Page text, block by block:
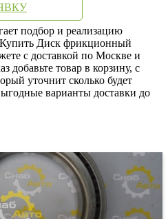
подбор и реализацию
Купить Диск фрикционный
с доставкой по Москве и
добавьте товар в корзину, с
уточнит сколько будет
варианты доставки до